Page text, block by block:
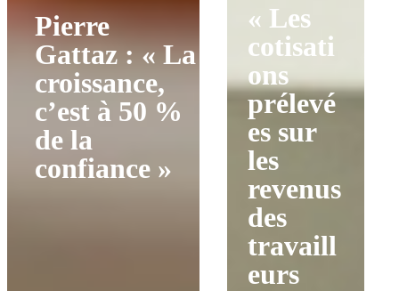
Pierre
Gattaz : « La
croissance,
c’est à 50 %
de la
confiance »
« Les
cotisati
ons
prélevé
es sur
les
revenus
des
travaill
eurs